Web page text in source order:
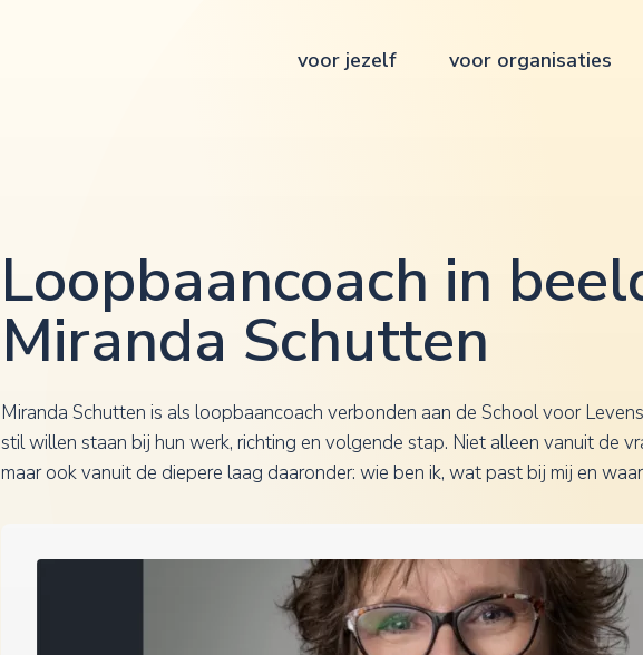
voor jezelf voor organisaties
Loopbaancoach in
Miranda Schutten
Miranda Schutten is als loopbaancoach verbonden aan de School voor
stil willen staan bij hun werk, richting en volgende stap. Niet alleen vanuit de
maar ook vanuit de diepere laag daaronder: wie ben ik, wat past bij mij en